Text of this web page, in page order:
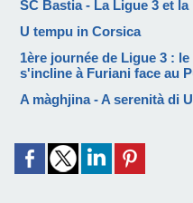
SC Bastia - La Ligue 3 et
U tempu in Corsica
1ère journée de Ligue 3 :
s'incline à Furiani face au
A màghjina - A serenità di